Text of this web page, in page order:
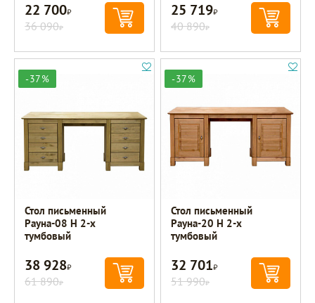
22 700Р
36 090Р
25 719Р
40 890Р
-37%
Стол письменный
Рауна-08 Н 2-х
тумбовый
38 928Р
61 890Р
-37%
Стол письменный
Рауна-20 Н 2-х
тумбовый
32 701Р
51 990Р